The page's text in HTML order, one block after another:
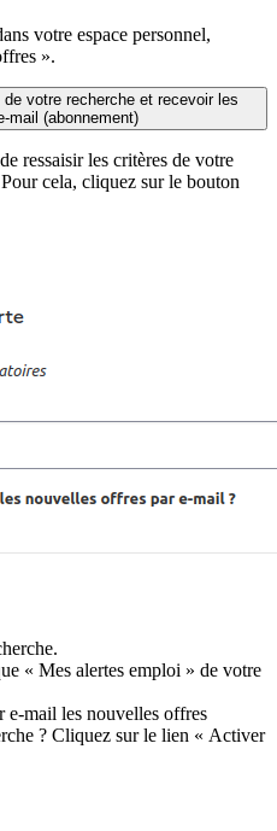
votre espace personnel,
».
votre recherche et recevoir les
mail (abonnement)
ressaisir les critères de votre
cela, cliquez sur le bouton
« Mes alertes emploi » de votre
e-mail les nouvelles offres
? Cliquez sur le lien « Activer